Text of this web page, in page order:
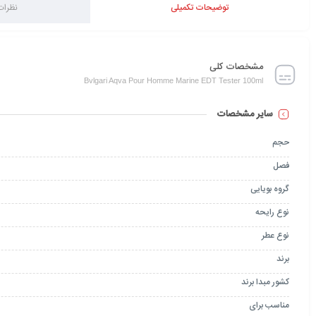
توضیحات تکمیلی
مشخصات کلی
Bvlgari Aqva Pour Homme Marine EDT Tester 100ml
سایر مشخصات
حجم
فصل
گروه بویایی
نوع رایحه
نوع عطر
برند
کشور مبدا برند
مناسب برای